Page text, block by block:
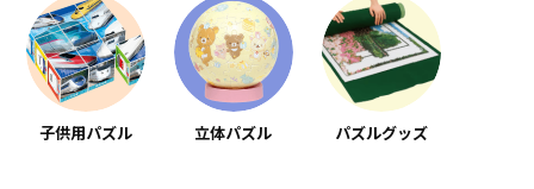
子供用パズル 立体パズル パズルグッズ